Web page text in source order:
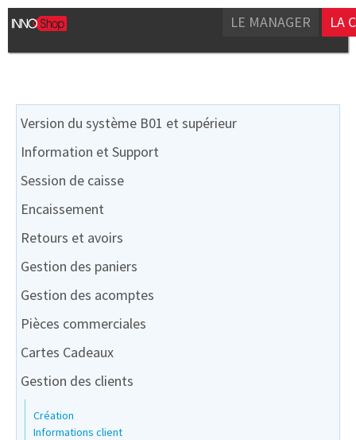
LE MANAGER LA
Version du système B01 et supérieur
Information et Support
Session de caisse
Encaissement
Retours et avoirs
Gestion des paniers
Gestion des acomptes
Pièces commerciales
Cartes Cadeaux
Gestion des clients
Création
Informations client